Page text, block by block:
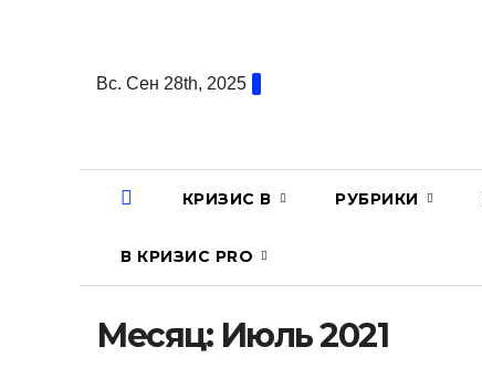
содержаниюВс. Сен 28th, 2025
КРИЗИС В РУБРИКИ
В КРИЗИС PRO
Месяц: Июль 2021